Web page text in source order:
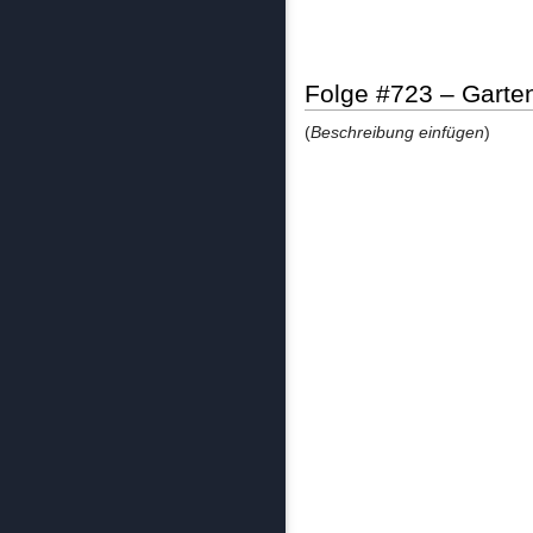
Folge #723 –
(Beschreibung einfügen)